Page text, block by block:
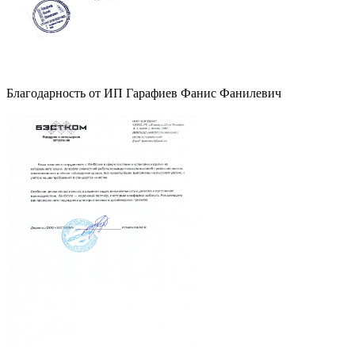
Благодарность от ИП Гарафиев Фанис Фанилевич